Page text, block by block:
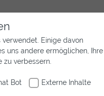
Westfalen
Einige davon
uns andere ermöglichen, Ihre
verbessern.
Bot Externe Inhalte